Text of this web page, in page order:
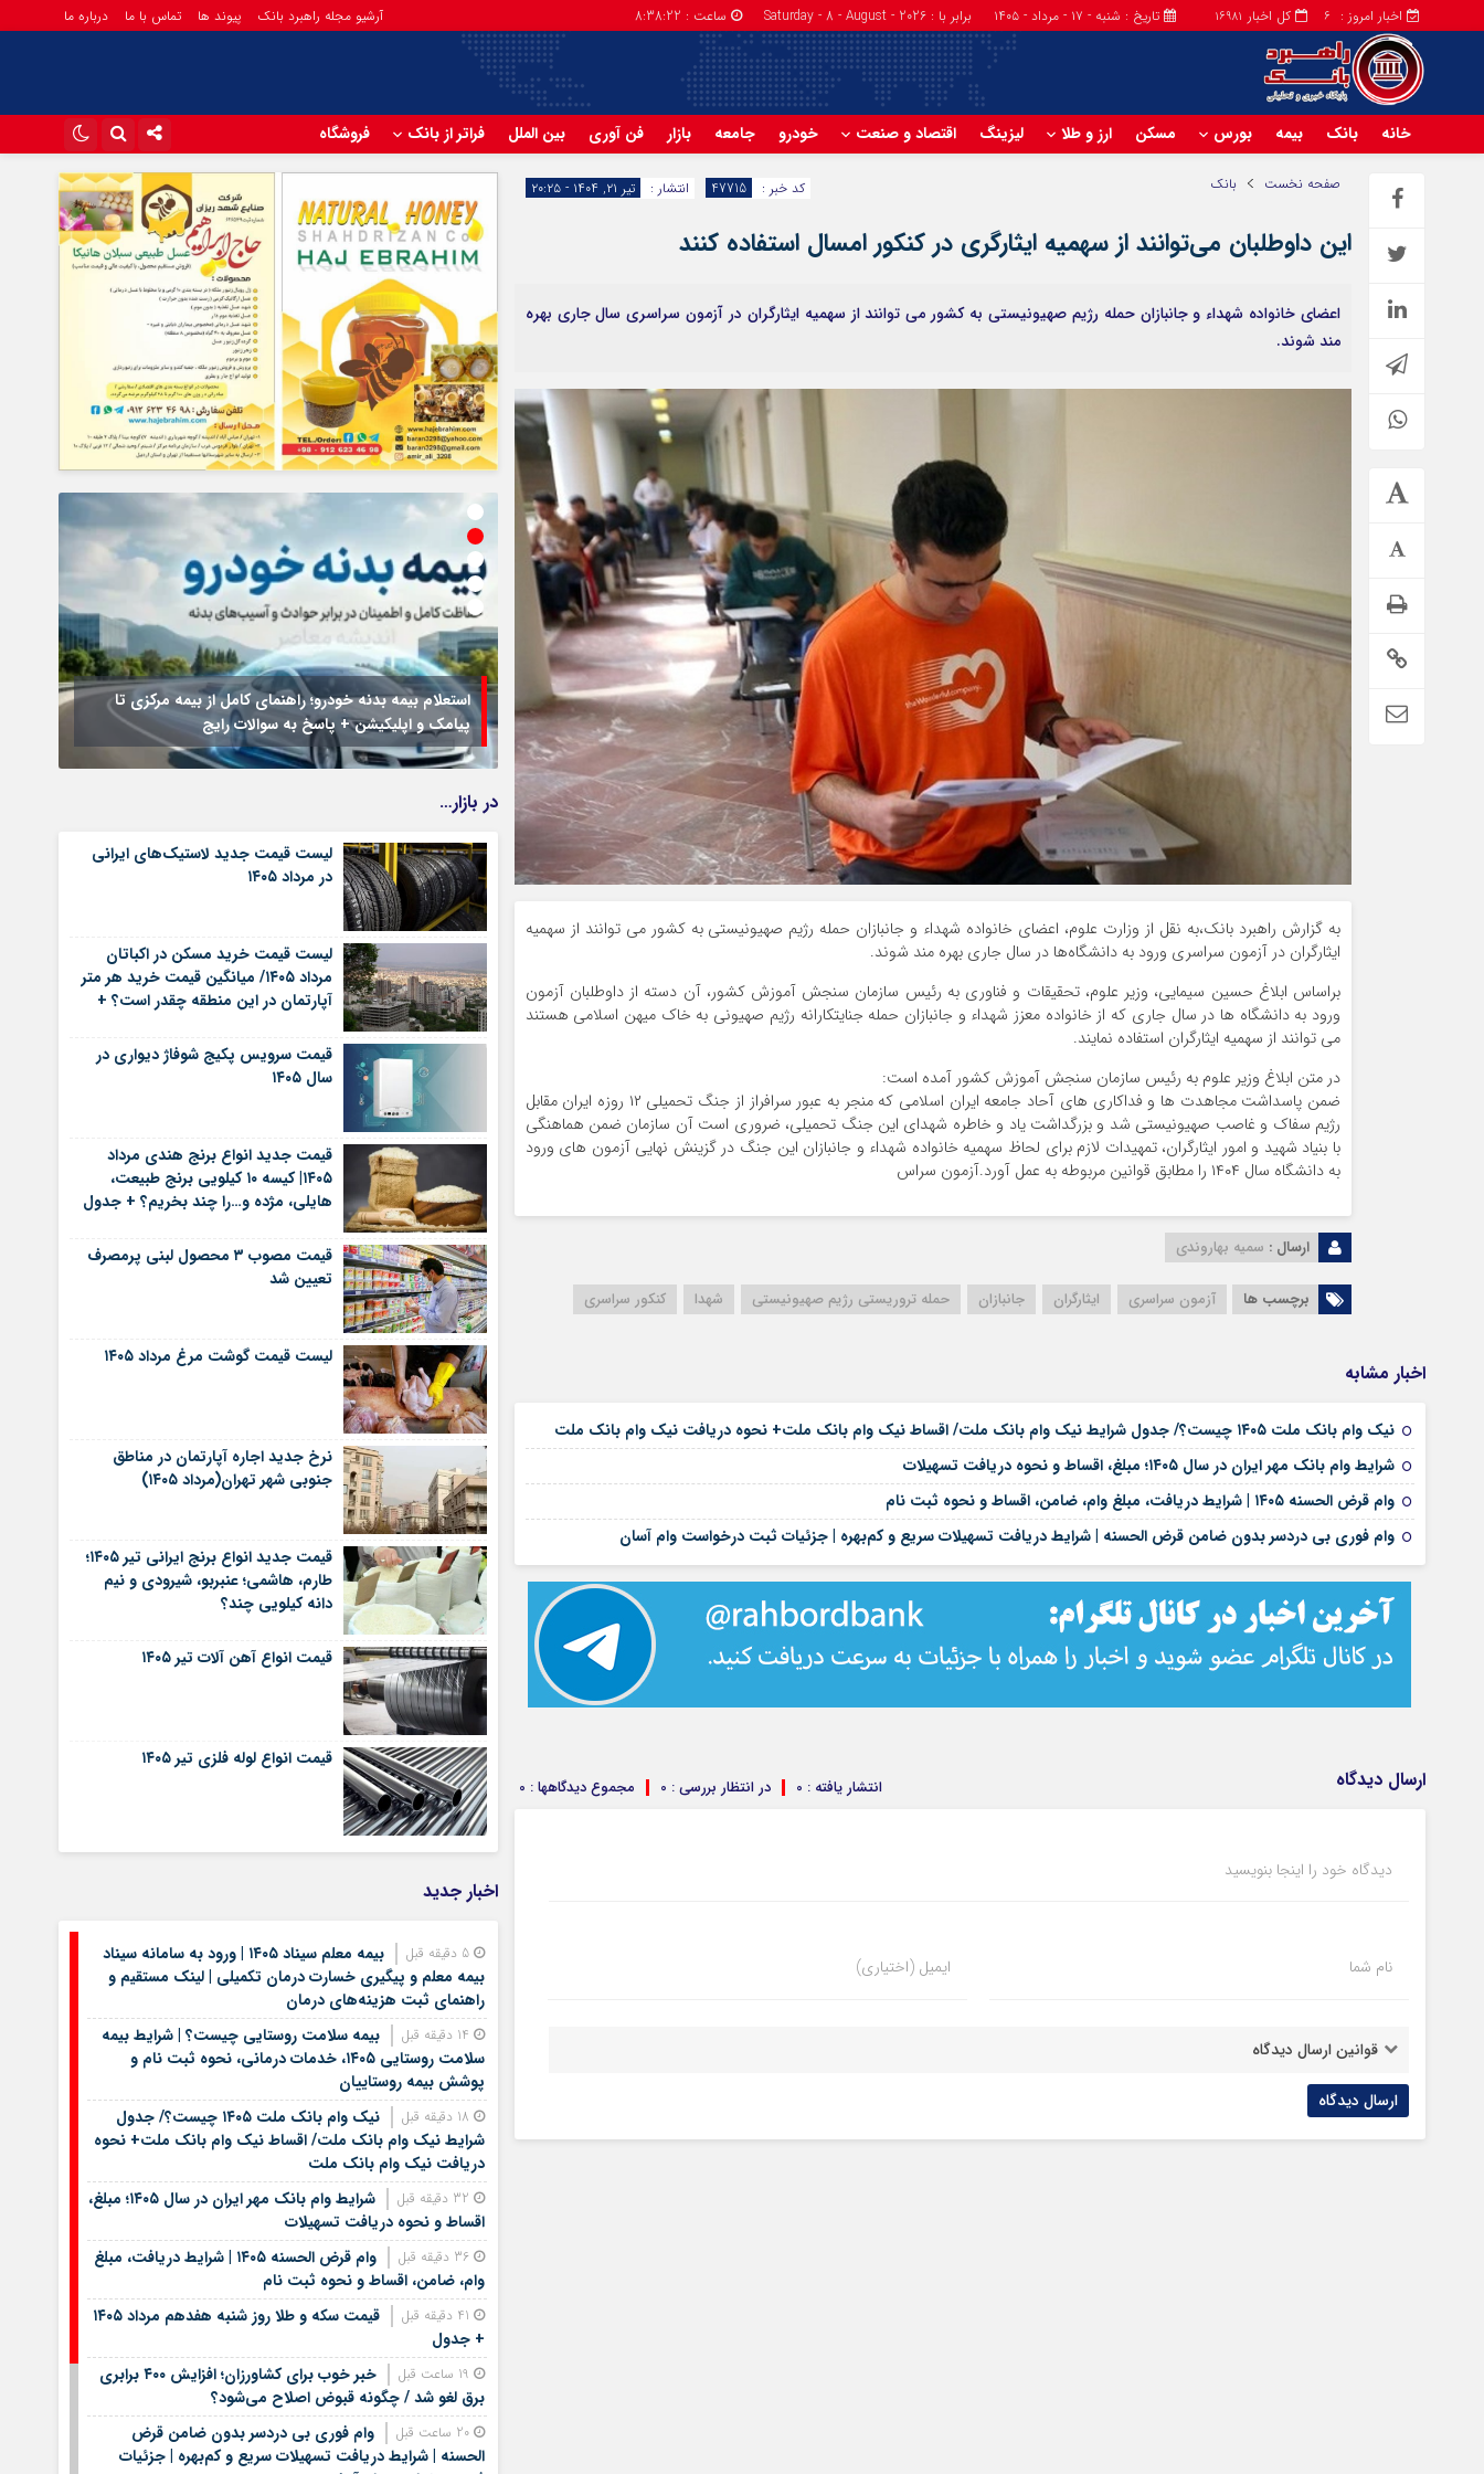
کل اخبار 16981 اخبار امروز : 6 تاریخ : شنبه - ۱۷ - مرداد - ۱۴۰۵ برابر با : Saturday - 8 - August - 2026 ساعت : 8:38:23 آرشیو مجله راهبرد بانک پیوند ها تماس با ما درباره ما
خانه بانک بیمه بورس مسکن ارز و طلا لیزینگ اقتصاد و صنعت خودرو جامعه بازار فن آوری بین الملل فراتر از بانک فروشگاه
اینستاگرام
تلگرام
آپارات
صفحه نخست بانک انتشار : تیر ۲۱, ۱۴۰۴ - ۲۰:۲۵ کد خبر : 47715
این داوطلبان می‌توانند از سهمیه ایثارگری در کنکور امسال استفاده کنند
اعضای خانواده شهداء و جانبازان حمله رژیم صهیونیستی به کشور می توانند از سهمیه ایثارگران در آزمون سراسری سال جاری بهره
مند شوند.
به گزارش راهبرد بانک،به نقل از وزارت علوم، اعضای خانواده شهداء و جانبازان حمله رژیم صهیونیستی به کشور می توانند از سهمیه
ایثارگران در آزمون سراسری ورود به دانشگاه‌ها در سال جاری بهره مند شوند.
براساس ابلاغ حسین سیمایی، وزیر علوم، تحقیقات و فناوری به رئیس سازمان سنجش آموزش کشور، آن دسته از داوطلبان آزمون
ورود به دانشگاه ها در سال جاری که از خانواده معزز شهداء و جانبازان حمله جنایتکارانه رژیم صهیونی به خاک میهن اسلامی هستند
می توانند از سهمیه ایثارگران استفاده نمایند.
در متن ابلاغ وزیر علوم به رئیس سازمان سنجش آموزش کشور آمده است:
ضمن پاسداشت مجاهدت ها و فداکاری های آحاد جامعه ایران اسلامی که منجر به عبور سرافراز از جنگ تحمیلی ۱۲ روزه ایران مقابل
رژیم سفاک و غاصب صهیونیستی شد و بزرگداشت یاد و خاطره شهدای این جنگ تحمیلی، ضروری است آن سازمان ضمن هماهنگی
با بنیاد شهید و امور ایثارگران، تمهیدات لازم برای لحاظ سهمیه خانواده شهداء و جانبازان این جنگ در گزینش نهایی آزمون های ورود
به دانشگاه سال ۱۴۰۴ را مطابق قوانین مربوطه به عمل آورد.آزمون سراس
ارسال : سمیه بهاروندی
برچسب ها آزمون سراسری ایثارگران جانبازان حمله تروریستی رژیم صهیونیستی شهدا کنکور سراسری
اخبار مشابه
نیک وام بانک ملت ۱۴۰۵ چیست؟/ جدول شرایط نیک وام بانک ملت/ اقساط نیک وام بانک ملت+ نحوه دریافت نیک وام بانک ملت
شرایط وام بانک مهر ایران در سال ۱۴۰۵؛ مبلغ، اقساط و نحوه دریافت تسهیلات
وام قرض الحسنه ۱۴۰۵ | شرایط دریافت، مبلغ وام، ضامن، اقساط و نحوه ثبت نام
وام فوری بی دردسر بدون ضامن قرض الحسنه | شرایط دریافت تسهیلات سریع و کم‌بهره | جزئیات ثبت درخواست وام آسان
ارسال دیدگاه مجموع دیدگاهها : 0 در انتظار بررسی : 0 انتشار یافته : 0
دیدگاه خود را اینجا بنویسید
نام شما ایمیل (اختیاری)
قوانین ارسال دیدگاه
تمدید خودکار بیمه سلامت دهک‌های اقتصادی ۱ تا ۵ تهران
وام فوری بی دردسر بدون ضامن قرض الحسنه | شرایط
دریافت تسهیلات سریع و کم‌بهره | جزئیات ثبت درخواست
وام آسان
استعلام بیمه بدنه خودرو؛ راهنمای کامل از بیمه مرکزی تا
پیامک و اپلیکیشن + پاسخ به سوالات رایج
در بازار…
لیست قیمت جدید لاستیک‌های ایرانی
در مرداد ۱۴۰۵
لیست قیمت خرید مسکن در اکباتان
مرداد ۱۴۰۵/ میانگین قیمت خرید هر متر
آپارتمان در این منطقه چقدر است؟ +
قیمت سرویس پکیج شوفاژ دیواری در
سال ۱۴۰۵
قیمت جدید انواع برنج هندی مرداد
۱۴۰۵| کیسه ۱۰ کیلویی برنج طبیعت،
هایلی، مژده و…را چند بخریم؟ + جدول
قیمت مصوب ۳ محصول لبنی پرمصرف
تعیین شد
لیست قیمت گوشت مرغ مرداد ۱۴۰۵
نرخ جدید اجاره آپارتمان در مناطق
جنوبی شهر تهران(مرداد ۱۴۰۵)
قیمت جدید انواع برنج ایرانی تیر ۱۴۰۵؛
طارم، هاشمی؛ عنبربو، شیرودی و نیم
دانه کیلویی چند؟
قیمت انواع آهن آلات تیر ۱۴۰۵
قیمت انواع لوله فلزی تیر ۱۴۰۵
اخبار جدید
5 دقیقه قبل
بیمه معلم سیناد ۱۴۰۵ | ورود به سامانه سیناد
بیمه معلم و پیگیری خسارت درمان تکمیلی | لینک مستقیم و
راهنمای ثبت هزینه‌های درمان
بیمه سلامت روستایی چیست؟ | شرایط بیمه
سلامت روستایی ۱۴۰۵، خدمات درمانی، نحوه ثبت نام و
پوشش بیمه روستاییان
نیک وام بانک ملت ۱۴۰۵ چیست؟/ جدول
شرایط نیک وام بانک ملت/ اقساط نیک وام بانک ملت+ نحوه
دریافت نیک وام بانک ملت
شرایط وام بانک مهر ایران در سال ۱۴۰۵؛ مبلغ،
اقساط و نحوه دریافت تسهیلات
وام قرض الحسنه ۱۴۰۵ | شرایط دریافت، مبلغ
وام، ضامن، اقساط و نحوه ثبت نام
قیمت سکه و طلا روز شنبه هفدهم مرداد ۱۴۰۵
+ جدول
خبر خوب برای کشاورزان؛ افزایش ۴۰۰ برابری
برق لغو شد / چگونه قبوض اصلاح می‌شود؟
20 ساعت قبل
وام فوری بی دردسر بدون ضامن قرض
الحسنه | شرایط دریافت تسهیلات سریع و کم‌بهره | جزئیات